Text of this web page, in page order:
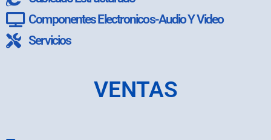
Componentes Electronicos-Audio Y Video
Servicios
VENTAS